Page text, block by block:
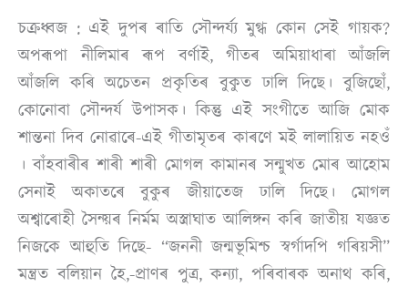
চক্ৰধ্বজ : এই দুপৰ ৰাতি সৌন্দৰ্য্য মুগ্ধ কোন সেই গায়ক?
অপৰূপা নীলিমাৰ ৰূপ বৰ্ণাই, গীতৰ অমিয়াধাৰা আঁজলি
আঁজলি কৰি অচেতন প্ৰকৃতিৰ বুকুত ঢালি দিছে। বুজিছোঁ,
কোনােবা সৌন্দৰ্য উপাসক। কিন্তু এই সংগীতে আজি মােক
শান্তনা দিব নােৱাৰে-এই গীতামৃতৰ কাৰণে মই লালায়িত নহওঁ
। বাঁহবাৰীৰ শাৰী শাৰী মােগল কামানৰ সন্মুখত মােৰ আহােম
সেনাই অকাতৰে বুকুৰ জীয়াতেজ ঢালি দিছে। মােগল
অশ্বাৰোহীসৈন্য়ৰ নিৰ্মম অস্ত্রাঘাত আলিঙ্গন কৰি জাতীয় যজ্ঞত
নিজকে আহুতি দিছে- “জননী জন্মভূমিশ্চ স্বর্গাদপি গৰিয়সী”
মন্ত্ৰত বলিয়ান হৈ,-প্ৰাণৰ পুত্র, কন্যা, পৰিবাৰক অনাথ কৰি,